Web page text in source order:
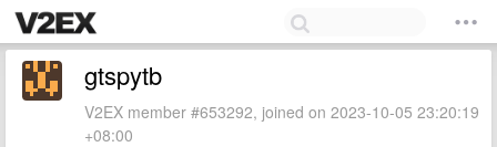
gtspytb
V2EX member #653292, joined on 2023-10-05 23:20:19
+08:00